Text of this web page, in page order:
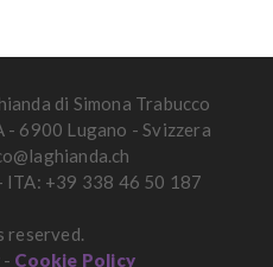
di Simona Trabucco
- 6900 Lugano - Svizzera
ITA: +39 338 46 50 187
reserved.
- Cookie Policy